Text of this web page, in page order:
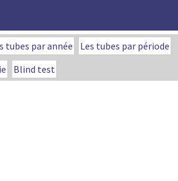
tubes par année
Les tubes par période
Blind test